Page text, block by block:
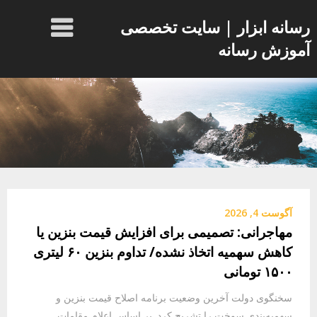
to
content
رسانه ابزار | سایت تخصصی
آموزش رسانه
آگوست 4, 2026
مهاجرانی: تصمیمی برای افزایش قیمت بنزین یا
کاهش سهمیه اتخاذ نشده/ تداوم بنزین ۶۰ لیتری
۱۵۰۰ تومانی
سخنگوی دولت آخرین وضعیت برنامه اصلاح قیمت بنزین و